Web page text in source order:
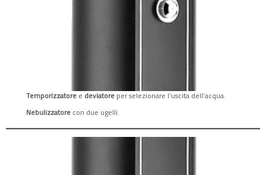
Temporizzatore e deviatore per selezionare l’uscita dell’acqua.
Nebulizzatore con due ugelli.